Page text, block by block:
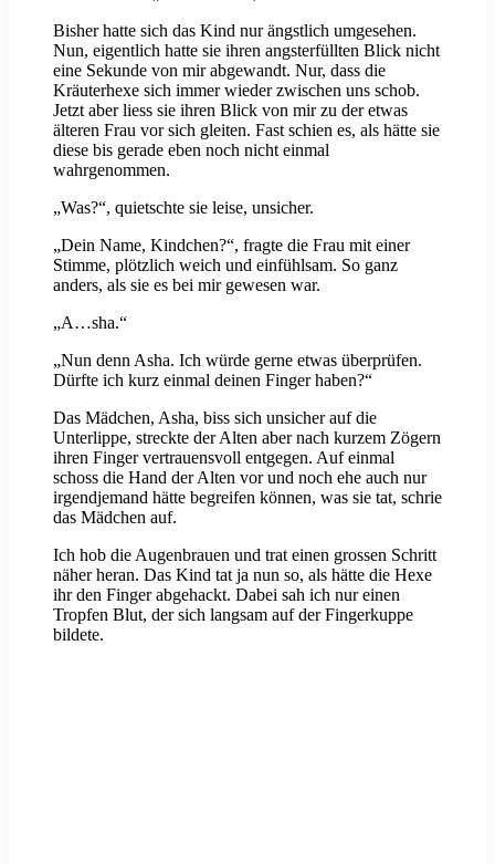
Bisher hatte sich das Kind nur ängstlich umgesehen.
Nun, eigentlich hatte sie ihren angsterfüllten Blick nicht
eine Sekunde von mir abgewandt. Nur, dass die
Kräuterhexe sich immer wieder zwischen uns schob.
Jetzt aber liess sie ihren Blick von mir zu der etwas
älteren Frau vor sich gleiten. Fast schien es, als hätte sie
diese bis gerade eben noch nicht einmal
wahrgenommen.
„Was?“, quietschte sie leise, unsicher.
„Dein Name, Kindchen?“, fragte die Frau mit einer
Stimme, plötzlich weich und einfühlsam. So ganz
anders, als sie es bei mir gewesen war.
„A…sha.“
„Nun denn Asha. Ich würde gerne etwas überprüfen.
Dürfte ich kurz einmal deinen Finger haben?“
Das Mädchen, Asha, biss sich unsicher auf die
Unterlippe, streckte der Alten aber nach kurzem Zögern
ihren Finger vertrauensvoll entgegen. Auf einmal
schoss die Hand der Alten vor und noch ehe auch nur
irgendjemand hätte begreifen können, was sie tat, schrie
das Mädchen auf.
Ich hob die Augenbrauen und trat einen grossen Schritt
näher heran. Das Kind tat ja nun so, als hätte die Hexe
ihr den Finger abgehackt. Dabei sah ich nur einen
Tropfen Blut, der sich langsam auf der Fingerkuppe
bildete.